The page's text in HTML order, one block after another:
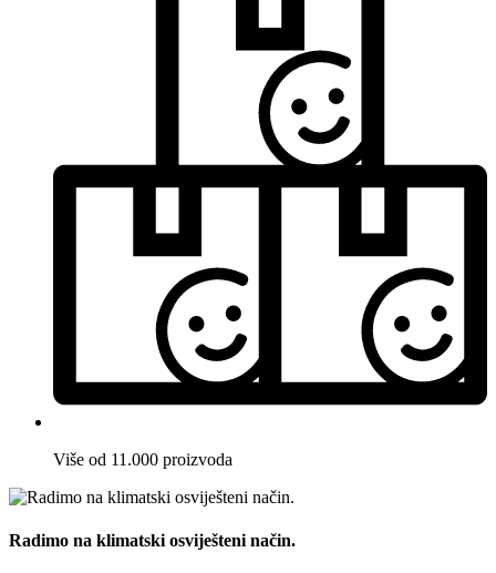
Više od 11.000 proizvoda
Radimo na klimatski osviješteni način.